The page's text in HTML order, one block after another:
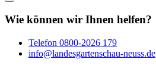
Wie können wir Ihnen helfen?
Telefon 0800-2026 179
info@landesgartenschau-neuss.de